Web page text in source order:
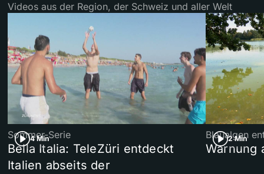
Videos aus der Region, der Schweiz und aller Welt
4 Min
Sommer-Serie
Bella Italia: TeleZüri entdeckt
Italien abseits der
2 Min
Blaualgen
Warnung